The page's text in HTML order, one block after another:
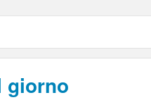
giorno